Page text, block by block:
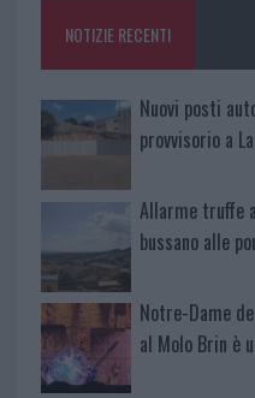
o
k
p
NOTIZIE RECENTI
Nuovi posti
provvisorio a
Allarme truffe
bussano alle
Notre-Dame
al Molo Brin è